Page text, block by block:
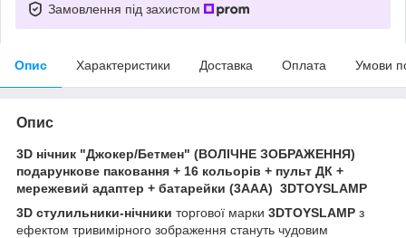
Замовлення під захистом
Опис Характеристики Доставка Оплата Умови
Опис
3D нічник "Джокер/Бетмен" (ВОЛІЧНЕ ЗОБРАЖЕННЯ)
подарункове паковання + 16 кольорів + пульт ДК +
мережевий адаптер + батарейки (3ААА) 3DTOYSLAMP
3D стулильники-нічники торгової марки 3DTOYSLAMP з
ефектом тривимірного зображення стануть чудовим